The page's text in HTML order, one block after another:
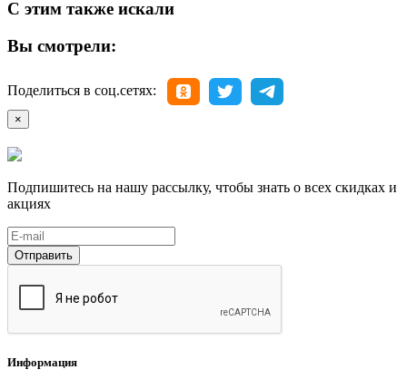
С этим также искали
Вы смотрели:
Поделиться в соц.сетях:
×
Подпишитесь на нашу рассылку, чтобы знать о всех скидках и
акциях
Отправить
Информация